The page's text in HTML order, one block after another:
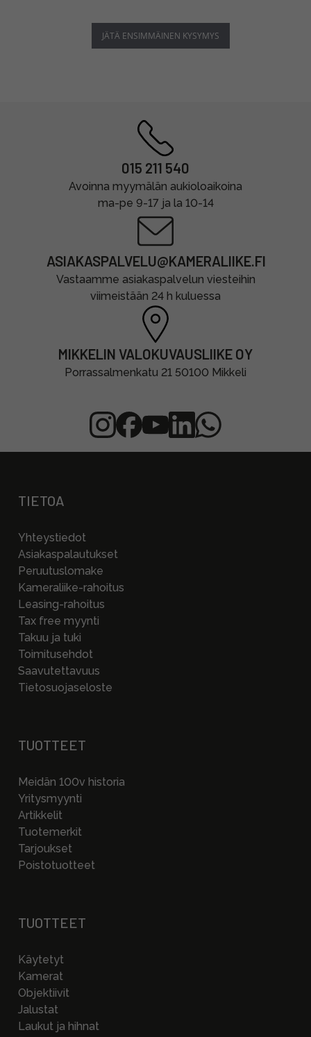
JÄTÄ ENSIMMÄINEN KYSYMYS
015 211 540
Avoinna myymälän aukioloaikoina
ma-pe 9-17 ja la 10-14
ASIAKASPALVELU@KAMERALIIKE.FI
Vastaamme asiakaspalvelun viesteihin
viimeistään 24 h kuluessa
MIKKELIN VALOKUVAUSLIIKE OY
Porrassalmenkatu 21 50100 Mikkeli
TIETOA
Yhteystiedot
Asiakaspalautukset
Peruutuslomake
Kameraliike-rahoitus
Leasing-rahoitus
Tax free myynti
Takuu ja tuki
Toimitusehdot
Saavutettavuus
Tietosuojaseloste
TUOTTEET
Meidän 100v historia
Yritysmyynti
Artikkelit
Tuotemerkit
Tarjoukset
Poistotuotteet
TUOTTEET
Käytetyt
Kamerat
Objektiivit
Jalustat
Laukut ja hihnat